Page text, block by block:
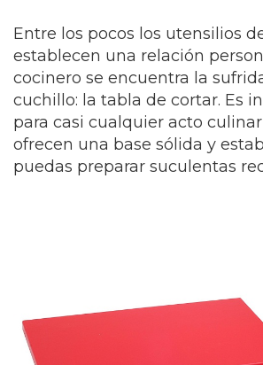
Entre los pocos los utensilios
establecen una relación
cocinero se encuentra la
cuchillo: la tabla de cortar. Es
para casi cualquier acto
ofrecen una base sólida y
puedas preparar suculentas